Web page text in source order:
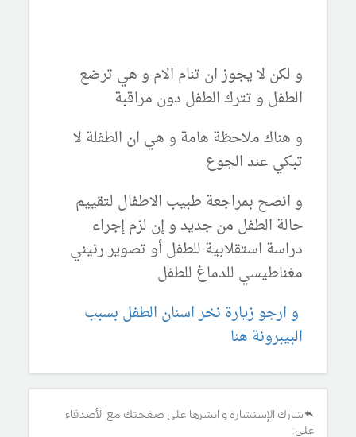
و لكن لا يجوز ان تنام الام و هي ترضع
الطفل و تترك الطفل دون مراقبة
و هناك ملاحظة هامة و هي ان الطفلة لا
تبكي عند الجوع
و انصح بمراجعة طبيب الاطفال لتقييم
حالة الطفل من جديد و إن لزم إجراء
دراسة استقلابية للطفل أو تصوير رنيني
مغناطيسي للدماغ للطفل
و ارجو زيارة نخر اسنان الطفل بسبب
البيبرونة هنا
شارك الإستشارة و انشرها على صفحتك مع الأصدقاء
على: